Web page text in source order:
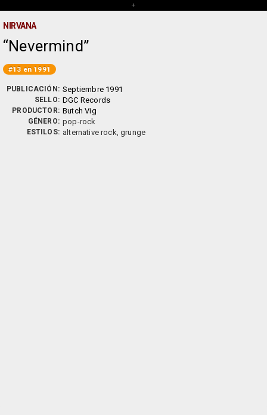
+
NIRVANA
Nevermind
#13 en 1991
PUBLICACIÓN: Septiembre 1991
SELLO: DGC Records
PRODUCTOR: Butch Vig
GÉNERO: pop-rock
ESTILOS: alternative rock, grunge